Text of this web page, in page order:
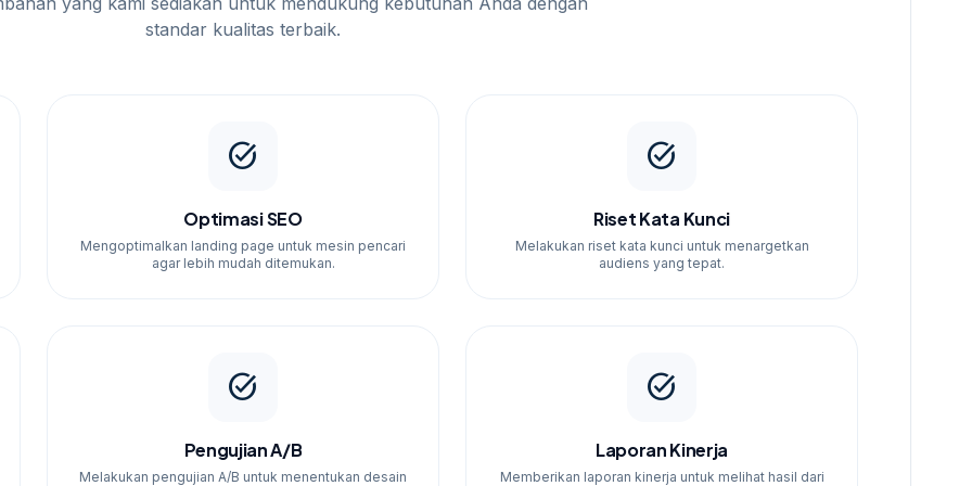
dalam membuat landing page yang efektif.
proses sehingga Anda tahu apa yang kami
standar kualitas terbaik.
task_alt
Optimasi SEO
Mengoptimalkan landing page untuk mesin pencari
agar lebih mudah ditemukan.
task_alt
Riset Kata Kunci
Melakukan riset kata kunci untuk menargetkan
audiens yang tepat.
task_alt
Pengujian A/B
Melakukan pengujian A/B untuk menentukan desain
task_alt
Laporan Kinerja
Memberikan laporan kinerja untuk melihat hasil dari